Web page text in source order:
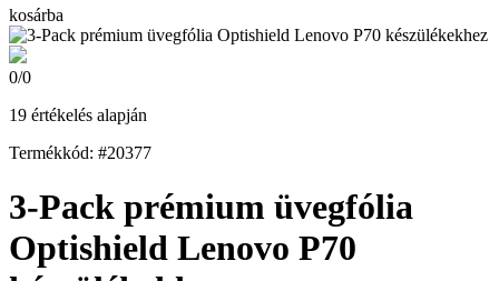
kosárba
0/0
19 értékelés alapján
Termékkód: #20377
3-Pack prémium üvegfólia
Optishield Lenovo P70